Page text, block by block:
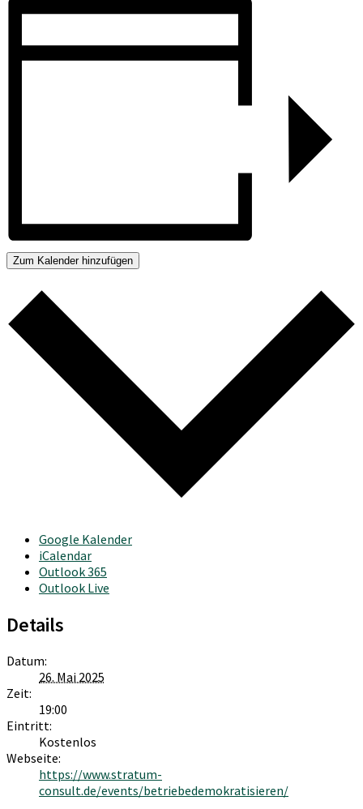
Zum Kalender hinzufügen
Google Kalender
iCalendar
Outlook 365
Outlook Live
Details
Datum:
26. Mai 2025
Zeit:
19:00
Eintritt:
Kostenlos
Webseite:
https://www.stratum-
consult.de/events/betriebedemokratisieren/